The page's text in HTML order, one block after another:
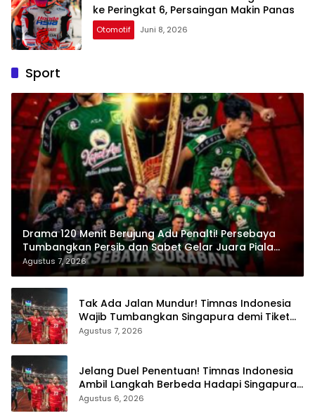
ke Peringkat 6, Persaingan Makin Panas
Otomotif Juni 8, 2026
Sport
Drama 120 Menit Berujung Adu Penalti! Persebaya
Tumbangkan Persib dan Sabet Gelar Juara Piala
Presiden 2026
Agustus 7, 2026
Tak Ada Jalan Mundur! Timnas Indonesia
Wajib Tumbangkan Singapura demi Tiket
Semifinal Piala AFF 2026
Agustus 7, 2026
Jelang Duel Penentuan! Timnas Indonesia
Ambil Langkah Berbeda Hadapi Singapura
di Piala AFF 2026
Agustus 6, 2026